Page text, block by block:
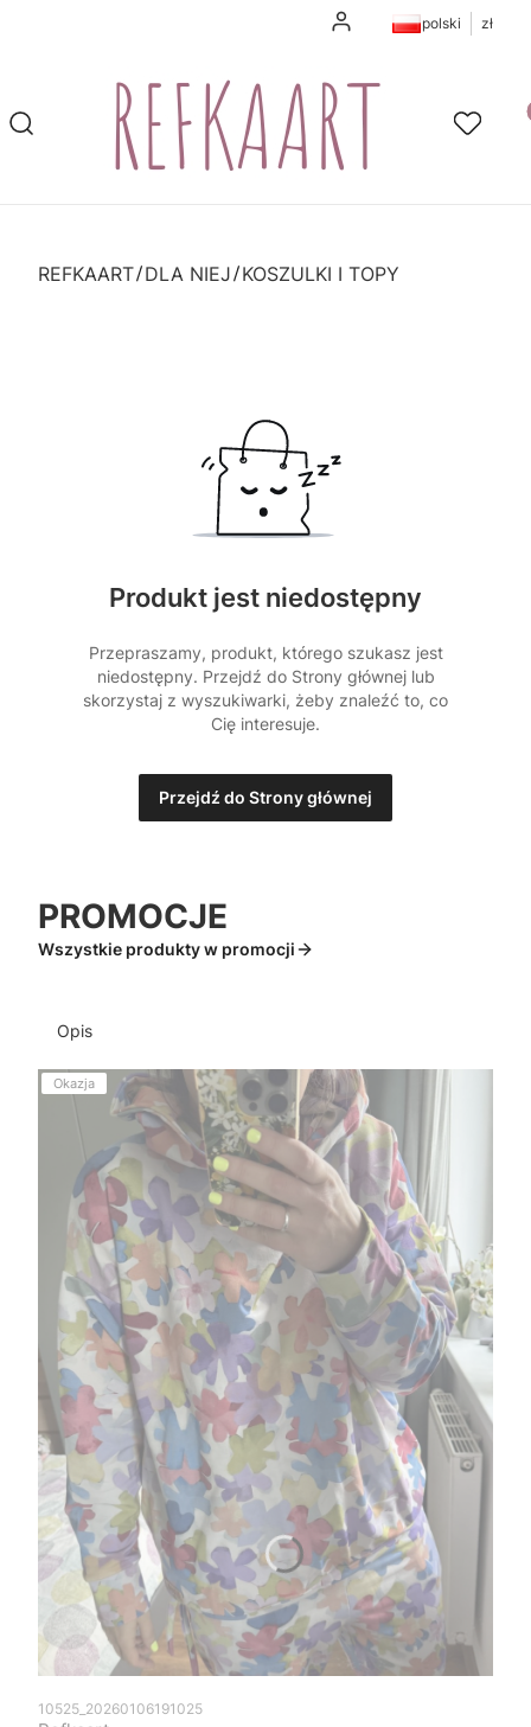
Zaloguj siępolski zł
Otwórz wyszukiwarkę
Szukaj Ulubione
REFKAART DLA NIEJ KOSZULKI I TOPY
Produkt jest niedostępny
Przepraszamy, produkt, którego szukasz jest
niedostępny. Przejdź do Strony głównej lub
skorzystaj z wyszukiwarki, żeby znaleźć to, co
Cię interesuje.
Przejdź do Strony głównej
PROMOCJE
Wszystkie produkty w promocji
Opis
Okazja
10525_20260106191025